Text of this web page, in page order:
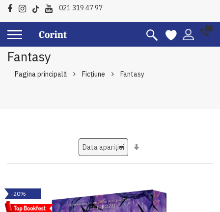
021 319 47 97
Fantasy
Pagina principală Ficțiune Fantasy
-20%